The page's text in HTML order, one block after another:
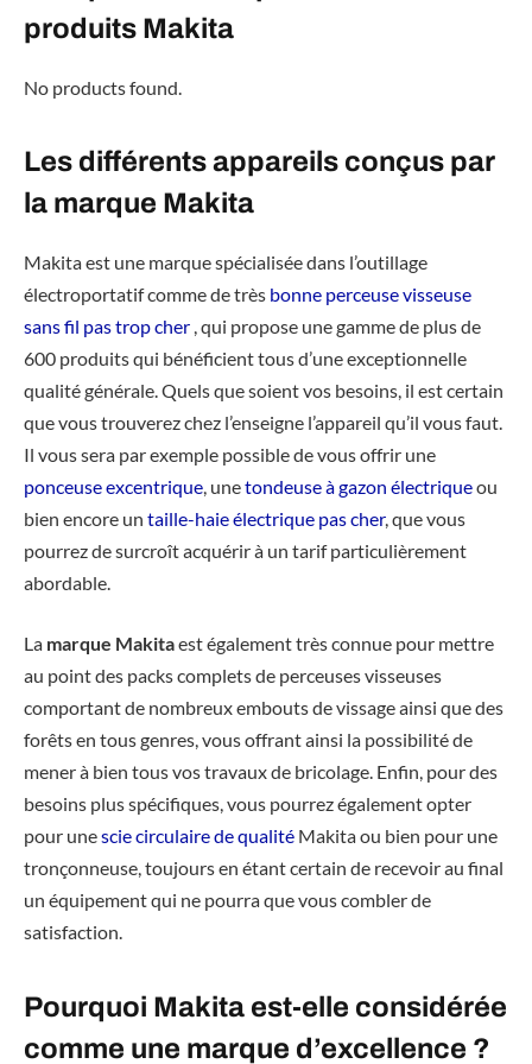
produits Makita
No products found.
Les différents appareils conçus par
la marque Makita
Makita est une marque spécialisée dans l’outillage
électroportatif comme de très bonne perceuse visseuse
sans fil pas trop cher , qui propose une gamme de plus de
600 produits qui bénéficient tous d’une exceptionnelle
qualité générale. Quels que soient vos besoins, il est certain
que vous trouverez chez l’enseigne l’appareil qu’il vous faut.
Il vous sera par exemple possible de vous offrir une
ponceuse excentrique, unetondeuse à gazon électriqueou
bien encore un taille-haie électrique pas cher, que vous
pourrez de surcroît acquérir à un tarif particulièrement
abordable.
La marque Makitaest également très connue pour mettre
au point des packs complets de perceuses visseuses
comportant de nombreux embouts de vissage ainsi que des
forêts en tous genres, vous offrant ainsi la possibilité de
mener à bien tous vos travaux de bricolage. Enfin, pour des
besoins plus spécifiques, vous pourrez également opter
pour unescie circulaire de qualité Makita ou bien pour une
tronçonneuse, toujours en étant certain de recevoir au final
un équipement qui ne pourra que vous combler de
satisfaction.
Pourquoi Makita est-elle considérée
comme une marque d’excellence ?